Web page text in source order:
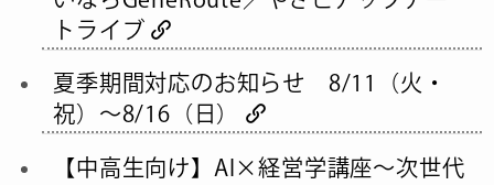
トライブ
夏季期間対応のお知らせ 8/11（火・
祝）～8/16（日）
【中高生向け】AI×経営学講座～次世代